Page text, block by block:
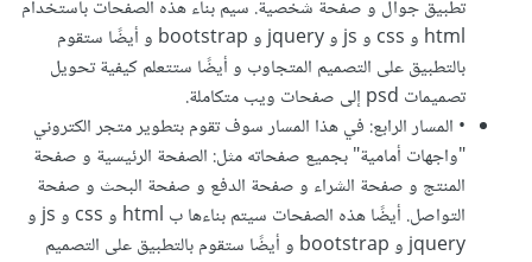
تطبيق جوال و صفحة شخصية. سيم بناء هذه الصفحات باستخدام
html و css و js و jquery و bootstrap و أيضًا ستقوم
بالتطبيق على التصميم المتجاوب و أيضًا ستتعلم كيفية تحويل
تصميمات psd إلى صفحات ويب متكاملة.
• المسار الرابع: في هذا المسار سوف تقوم بتطوير متجر الكتروني
"واجهات أمامية" بجميع صفحاته مثل: الصفحة الرئيسية و صفحة
المنتج و صفحة الشراء و صفحة الدفع و صفحة البحث و صفحة
التواصل. أيضًا هذه الصفحات سيتم بناءها ب html و css و js و
jquery و bootstrap و أيضًا ستقوم بالتطبيق على التصميم